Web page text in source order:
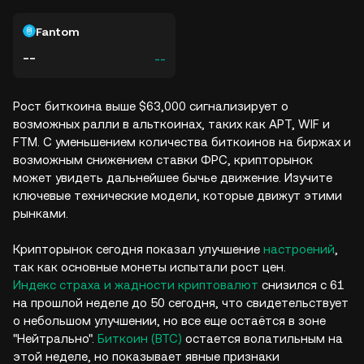
Fantom
-- --
Рост биткоина выше $63,000 сигнализирует о
возможных ралли в альткоинах, таких как APT, WIF и
FTM. С уменьшением количества биткоинов на биржах и
возможным снижением ставки ФРС, крипторынок
может увидеть дальнейшее бычье движение. Изучите
ключевые технические модели, которые движут этими
рынками.
Крипторынок сегодня показал улучшение настроений
так как основные монеты испытали рост цен.
Индекс страха и жадности криптовалют снизился с 61
на прошлой неделе до 50 сегодня, что свидетельствует
о небольшом улучшении, но все еще остаётся в зоне
"Нейтрально". Биткоин (BTC) остается волатильным на
этой неделе, но показывает явные признаки